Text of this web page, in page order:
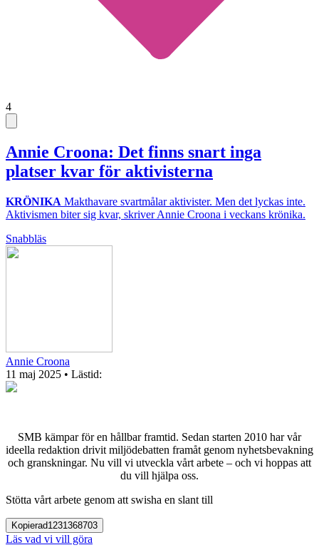
4
Annie Croona: Det finns snart inga
platser kvar för aktivisterna
KRÖNIKA Makthavare svartmålar aktivister. Men det lyckas inte.
Aktivismen biter sig kvar, skriver Annie Croona i veckans krönika.
Snabbläs
Annie Croona
11 maj 2025 • Lästid:
SMB kämpar för en hållbar framtid. Sedan starten 2010 har vår
ideella redaktion drivit miljödebatten framåt genom nyhetsbevakning
och granskningar. Nu vill vi utveckla vårt arbete – och vi hoppas att
du vill hjälpa oss.
Stötta vårt arbete genom att swisha en slant till
Kopierad1231368703
Läs vad vi vill göra